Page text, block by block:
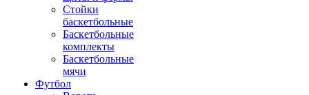
Стойки
баскетбольные
Баскетбольные
комплекты
Баскетбольные
мячи
Футбол